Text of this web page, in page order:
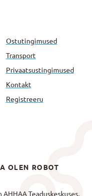
Ostutingimused
Transport
Privaatsus­tingimused
Kontakt
Registreeru
OLEN ROBOT
AHHAA Teaduskeskuses,